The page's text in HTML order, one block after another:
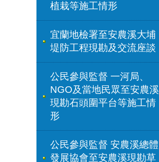
植栽等施工情形
宜蘭地檢署至安農溪大埔
堤防工程現勘及交流座談
公民參與監督 一河局、
NGO及當地民眾至安農溪
現勘石頭圍平台等施工情
形
公民參與監督 安農溪總體
發展協會至安農溪現勘草